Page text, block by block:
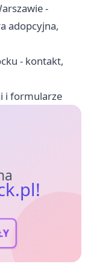
-
adopcyjna,
- kontakt,
i formularze